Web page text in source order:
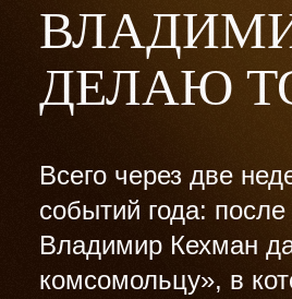
ДЕЛАЮ
Всего через две
событий года:
Владимир Кехман
комсомольцу», в